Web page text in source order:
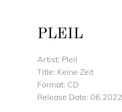
PLEIL
Artist: Pleil
Title: Keine Zeit
Format: CD
Release Date: 06.2022